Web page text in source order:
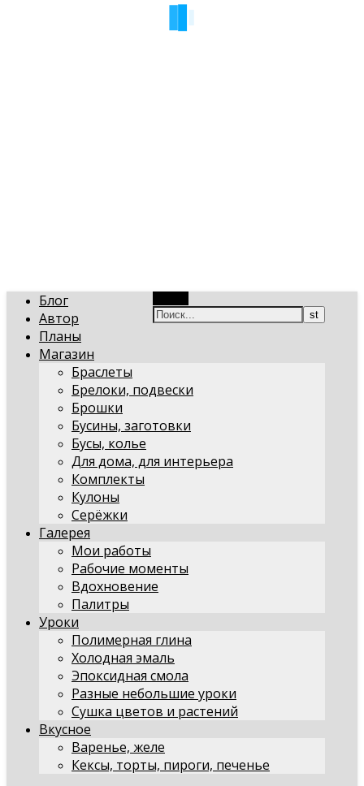
Блог
Автор
Планы
Магазин
Браслеты
Брелоки, подвески
Брошки
Бусины, заготовки
Бусы, колье
Для дома, для интерьера
Комплекты
Кулоны
Серёжки
Галерея
Мои работы
Рабочие моменты
Вдохновение
Палитры
Уроки
Полимерная глина
Холодная эмаль
Эпоксидная смола
Разные небольшие уроки
Сушка цветов и растений
Вкусное
Варенье, желе
Кексы, торты, пироги, печенье